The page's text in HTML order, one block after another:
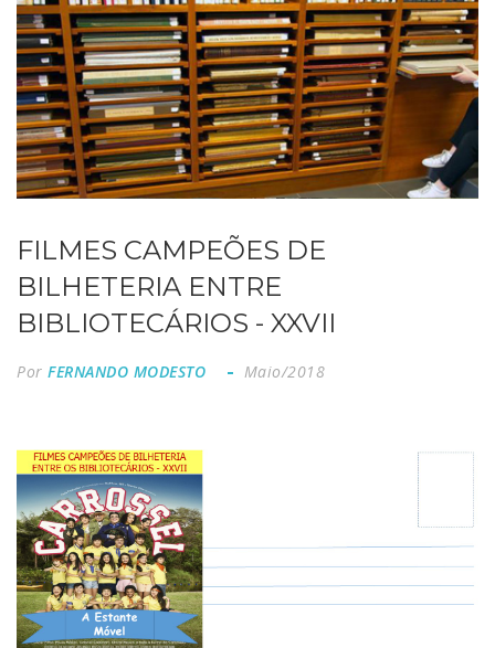
FILMES CAMPEÕES DE
BILHETERIA ENTRE
BIBLIOTECÁRIOS - XXVII
Por FERNANDO MODESTO Maio/2018